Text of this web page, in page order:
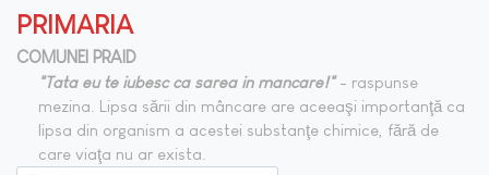
PRIMARIA
COMUNEI PRAID
"Tata eu te iubesc ca sarea in mancare!"- raspunse
mezina. Lipsa sării din mâncare are aceeaşi importanţă ca
lipsa din organism a acestei substanţe chimice, fără de
care viaţa nu ar exista.